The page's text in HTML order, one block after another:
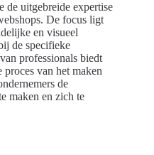
de uitgebreide expertise
De focus ligt
en visueel
de specifieke
professionals biedt
van het maken
de
maken en zich te